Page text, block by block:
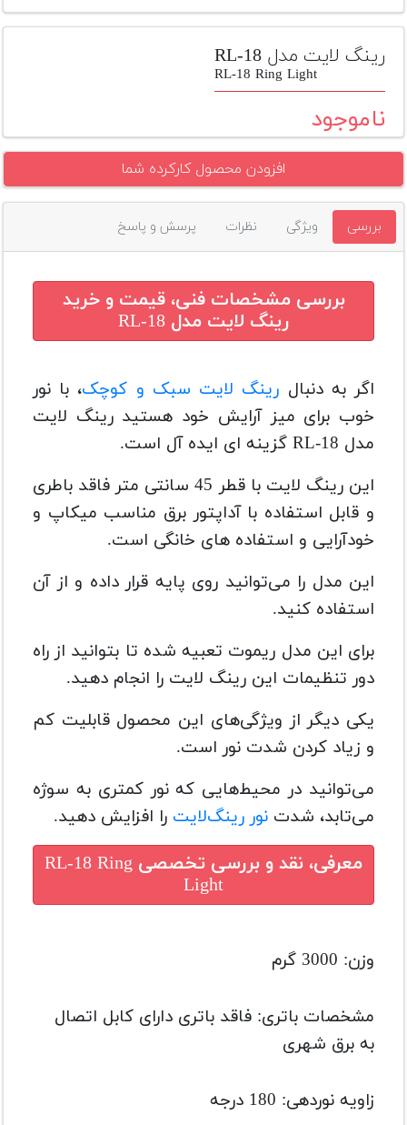
تجهیزات
مکث
پلاس
افزودن
محصول
دست
لیست
قیمت
دوربین
بله
رینگ لایت مدل RL-18
RL-18 Ring Light
ناموجود
افزودن محصول کارکرده شما
بررسی ویژگی نظرات پرسش و پاسخ
بررسی مشخصات فنی، قیمت و خرید
رینگ لایت مدل RL-18
اگر به دنبال رینگ لایت سبک و کوچک، با نور
خوب برای میز آرایش خود هستید رینگ لایت
مدل RL-18 گزینه ای ایده آل است.
این رینگ لایت با قطر 45 سانتی متر فاقد باطری
و قابل استفاده با آداپتور برق مناسب میکاپ و
خودآرایی و استفاده های خانگی است.
این مدل را می‌توانید روی پایه قرار داده و از آن
استفاده کنید.
برای این مدل ریموت تعبیه شده تا بتوانید از راه
دور تنظیمات این رینگ لایت را انجام دهید.
یکی دیگر از ویژگی‌های این محصول قابلیت کم
و زیاد کردن شدت نور است.
می‌توانید در محیط‌هایی که نور کمتری به سوژه
می‌تابد، شدت نور رینگ‌لایت را افزایش دهید.
معرفی، نقد و بررسی تخصصی RL-18 Ring
Light
وزن: 3000 گرم
مشخصات باتری: فاقد باتری دارای کابل اتصال
به برق شهری
زاویه نوردهی: 180 درجه